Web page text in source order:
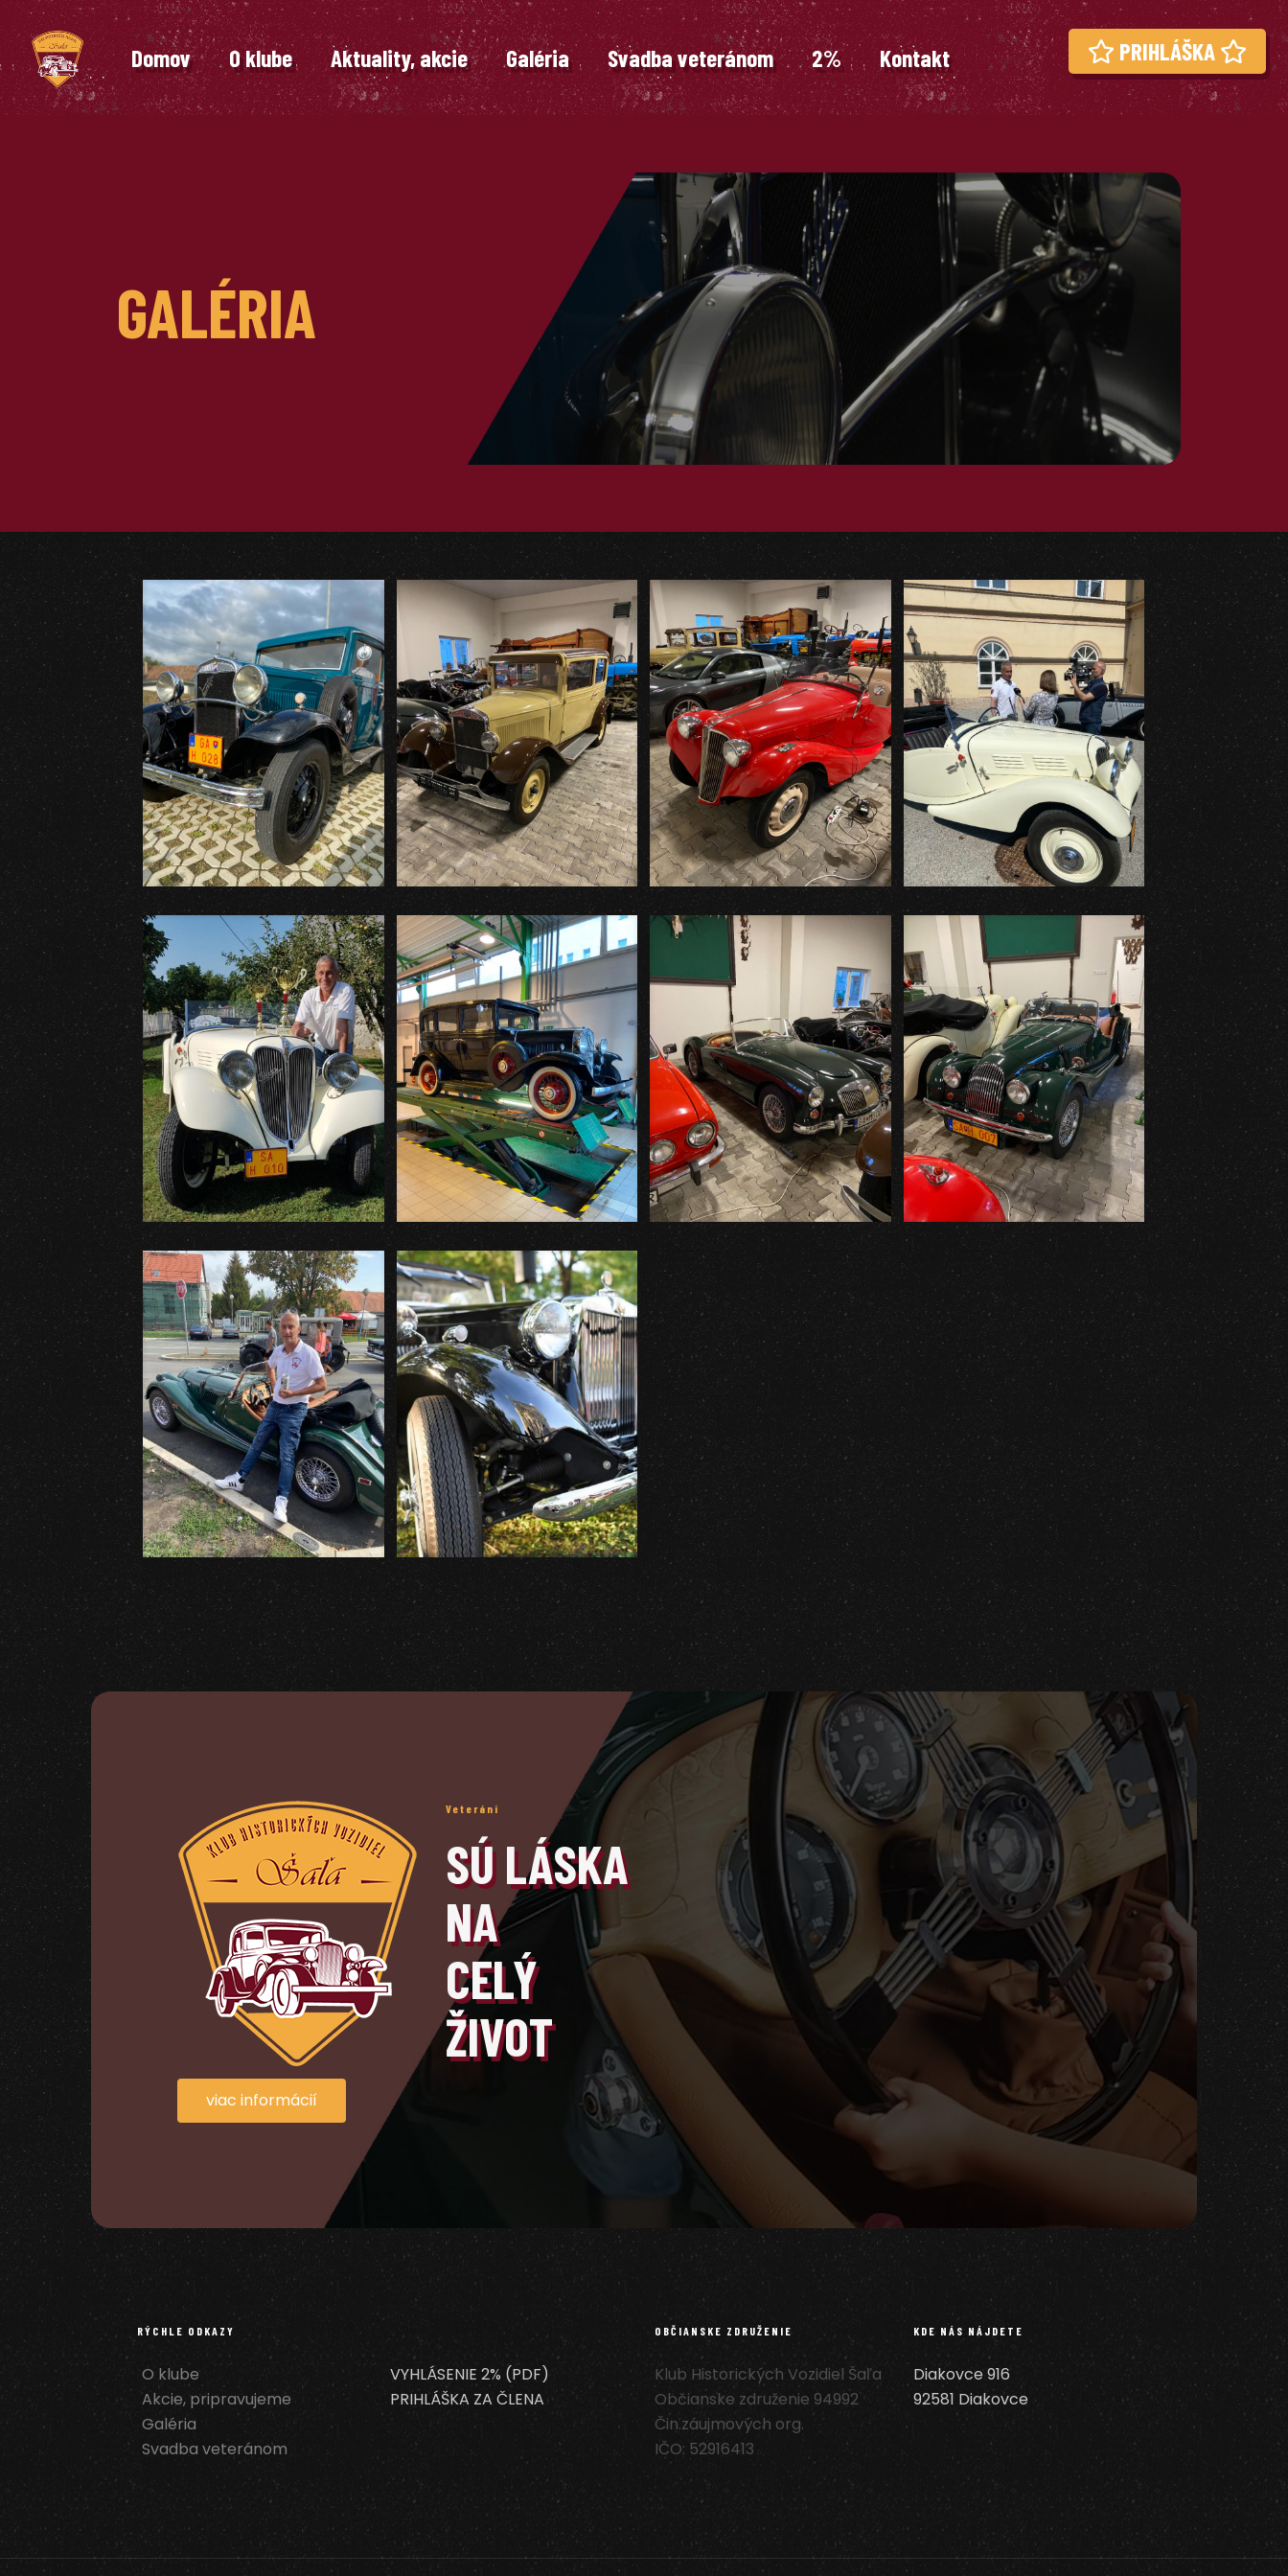
Domov O klube Aktuality, akcie Galéria Svadba veteránom 2% Kontakt PRIHLÁŠKA
GALÉRIA
Veteráni
SÚ LÁSKA
NA
CELÝ
ŽIVOT
viac informácií
RÝCHLE ODKAZY
O klube
Akcie, pripravujeme
Galéria
Svadba veteránom
VYHLÁSENIE 2% (PDF)
PRIHLÁŠKA ZA ČLENA
OBČIANSKE ZDRUŽENIE
Klub Historických Vozidiel Šaľa
Občianske združenie 94992
Čin.záujmových org.
IČO: 52916413
KDE NÁS NÁJDETE
Diakovce 916
92581 Diakovce